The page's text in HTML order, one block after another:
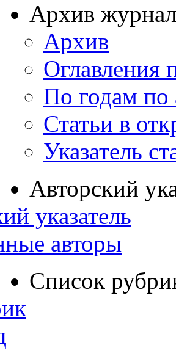
Архив
Архив
Оглавления
По годам по
Статьи в
Указатель
Авторский
указатель
авторы
Список